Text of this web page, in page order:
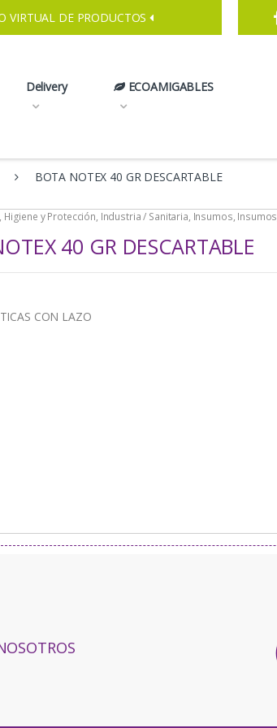
VIRTUAL DE PRODUCTOS
Delivery ECOAMIGABLES
BOTA NOTEX 40 GR DESCARTABLE
, Higiene y Protección, Industria / Sanitaria, Insumos, Insumos
40 GR DESCARTABLE
CON LAZO